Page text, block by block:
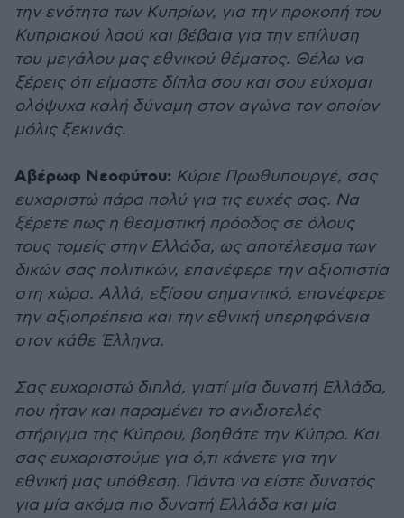
την ενότητα των Κυπρίων, για την προκοπή του
Κυπριακού λαού και βέβαια για την επίλυση
του μεγάλου μας εθνικού θέματος. Θέλω να
ξέρεις ότι είμαστε δίπλα σου και σου εύχομαι
ολόψυχα καλή δύναμη στον αγώνα τον οποίον
μόλις ξεκινάς.
Αβέρωφ Νεοφύτου: Κύριε Πρωθυπουργέ, σας
ευχαριστώ πάρα πολύ για τις ευχές σας. Να
ξέρετε πως η θεαματική πρόοδος σε όλους
τους τομείς στην Ελλάδα, ως αποτέλεσμα των
δικών σας πολιτικών, επανέφερε την αξιοπιστία
στη χώρα. Αλλά, εξίσου σημαντικό, επανέφερε
την αξιοπρέπεια και την εθνική υπερηφάνεια
στον κάθε Έλληνα.
Σας ευχαριστώ διπλά, γιατί μία δυνατή Ελλάδα,
που ήταν και παραμένει το ανιδιοτελές
στήριγμα της Κύπρου, βοηθάτε την Κύπρο. Και
σας ευχαριστούμε για ό,τι κάνετε για την
εθνική μας υπόθεση. Πάντα να είστε δυνατός
για μία ακόμα πιο δυνατή Ελλάδα και μία